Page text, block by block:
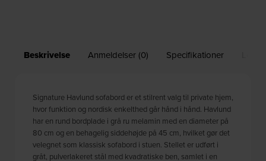
Beskrivelse Anmeldelser (0) Specifikationer
Signature Havlund sofabord er et stilrent valg til private hjem,
hvor funktion og nordisk enkelthed går hånd i hånd. Havlund
har en rund bordplade i grå ru melamin med en diameter på
80 cm og en behagelig siddehøjde på 45 cm, hvilket gør det
velegnet som klassisk sofabord i stuen. Stellet er udført i
gråt, pulverlakeret stål med kvadratiske ben, samlet i en